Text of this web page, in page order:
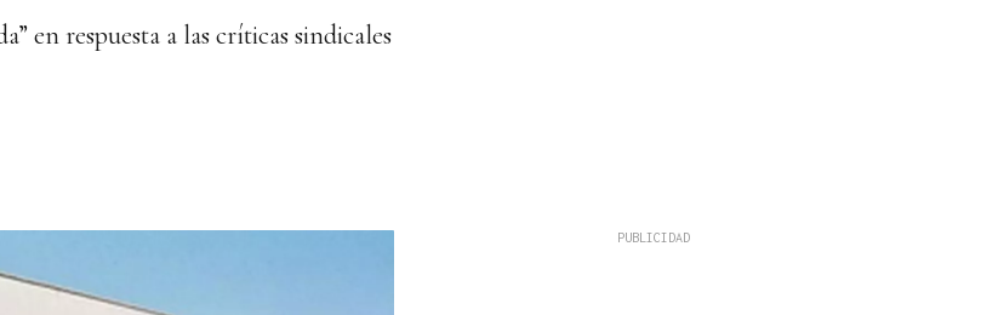
en respuesta a las críticas sindicales